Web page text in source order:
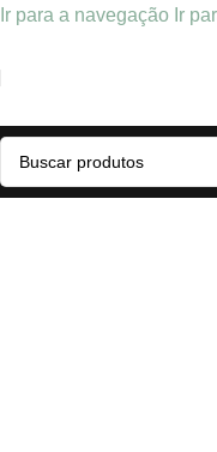
Ir para a navegação Ir